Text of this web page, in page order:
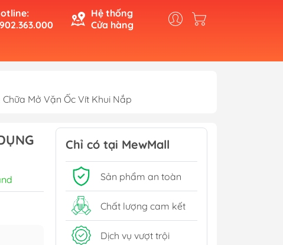
Hệ thống
Cửa hàng
Mở Vặn Ốc Vít Khui Nắp
Chỉ có tại MewMall
Sản phẩm an toàn
Chất lượng cam kết
Dịch vụ vượt trội